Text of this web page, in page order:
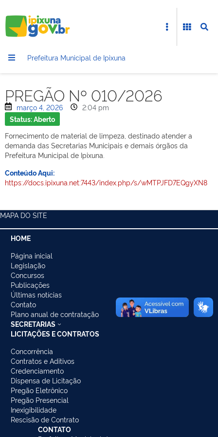
Prefeitura Municipal de Ipixuna
PREGÃO Nº 010/2026
março 4, 2026
2:04 pm
Status: Aberto
Fornecimento de material de limpeza, destinado atender a
demanda das Secretarias Municipais e demais órgãos da
Prefeitura Municipal de Ipixuna.
Conteúdo Aqui:
https://docs.ipixuna.net:7443/index.php/s/wMTPJFD7EQgyXN8
MAPA DO SITE
HOME
Página inicial
Legislação
Concursos
Publicações
Últimas notícias
Contato
Plano anual de contratação
SECRETARIAS
LICITAÇÕES E CONTRATOS
Concorrência
Contratos e Aditivos
Credenciamento
Dispensa de Licitação
Pregão Eletrônico
Pregão Presencial
Inexigibilidade
Rescisão de Contrato
CONTATO